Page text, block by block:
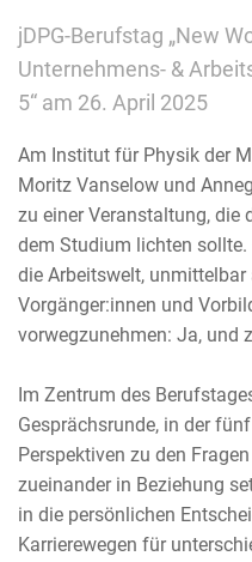
jDPG-Berufstag „New
Unternehmens- &
5“ am 26. April 2025
Am Institut für Physik der
Moritz Vanselow und
zu einer Veranstaltung, die
dem Studium lichten
die Arbeitswelt,
Vorgänger:innen und
vorwegzunehmen: Ja, und
Im Zentrum des
Gesprächsrunde, in der
Perspektiven zu den
zueinander in Beziehung
in die persönlichen
Karrierewegen für